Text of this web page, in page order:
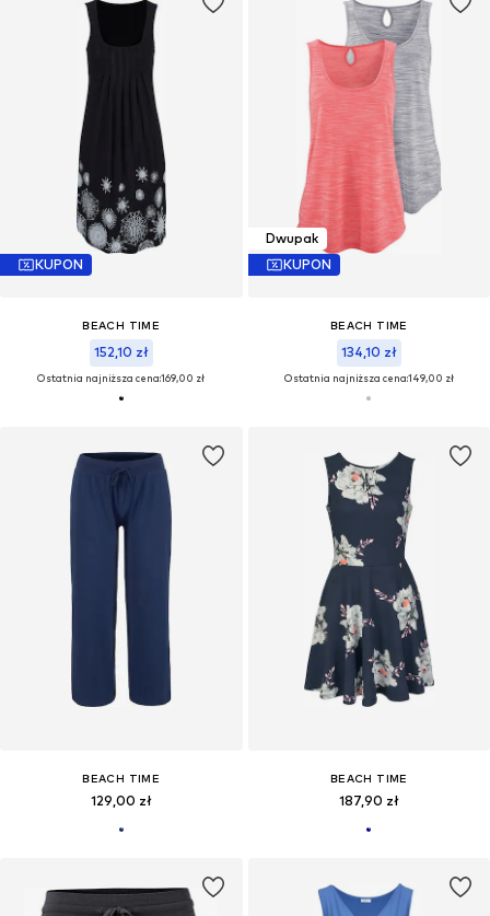
KUPON
BEACH TIME
152,10 zł
Ostatnia najniższa cena:169,00 zł
Dwupak
KUPON
BEACH TIME
134,10 zł
Ostatnia najniższa cena:149,00 zł
BEACH TIME
129,00 zł
BEACH TIME
187,90 zł